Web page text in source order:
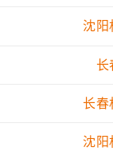
沈阳
长
长春
沈阳